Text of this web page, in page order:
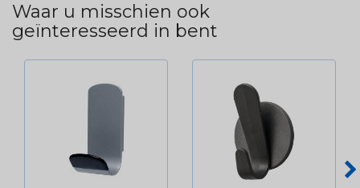
Waar u misschien ook
geïnteresseerd in bent